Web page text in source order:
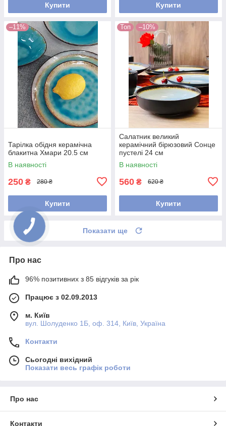
Купити Купити
–11%
Тарілка обідня керамічна
блакитна Хмари 20.5 см
В наявності
250 ₴ 280 ₴
Купити
Топ –10%
Салатник великий
керамічний бірюзовий Сонце
пустелі 24 см
В наявності
560 ₴ 620 ₴
Купити
Показати ще
Про нас
96% позитивних з 85 відгуків за рік
Працює з 02.09.2013
м. Київ
вул. Шолуденко 1Б, оф. 314, Київ, Україна
Контакти
Сьогодні вихідний
Показати весь графік роботи
Про нас
Контакти